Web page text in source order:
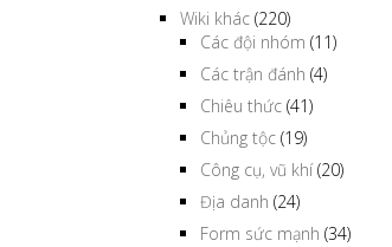
Wiki khác (220)
Các đội nhóm (11)
Các trận đánh (4)
Chiêu thức (41)
Chủng tộc (19)
Công cụ, vũ khí(20)
Địa danh (24)
Form sức mạnh (34)